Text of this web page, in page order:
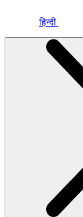
हिन्दी